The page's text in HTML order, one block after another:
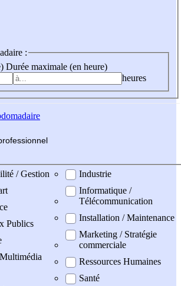
:
Durée maximale (en heure)
heures
fessionnel
/ Gestion
Publics
Industrie
Informatique /
Télécommunication
Installation / Maintenance
Marketing / Stratégie
commerciale
Ressources Humaines
Santé